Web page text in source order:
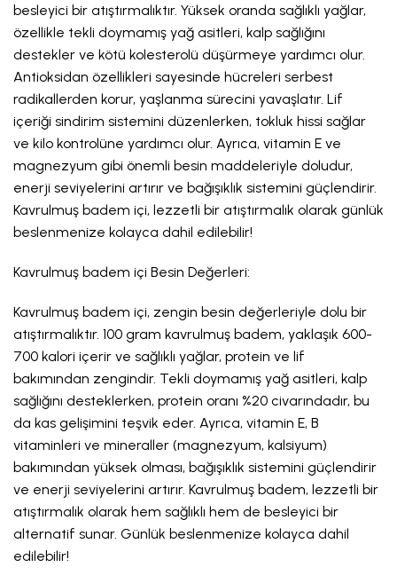
besleyici bir atıştırmalıktır. Yüksek oranda sağlıklı yağlar,
özellikle tekli doymamış yağ asitleri, kalp sağlığını
destekler ve kötü kolesterolü düşürmeye yardımcı olur.
Antioksidan özellikleri sayesinde hücreleri serbest
radikallerden korur, yaşlanma sürecini yavaşlatır. Lif
içeriği sindirim sistemini düzenlerken, tokluk hissi sağlar
ve kilo kontrolüne yardımcı olur. Ayrıca, vitamin E ve
magnezyum gibi önemli besin maddeleriyle doludur,
enerji seviyelerini artırır ve bağışıklık sistemini güçlendirir.
Kavrulmuş badem içi, lezzetli bir atıştırmalık olarak günlük
beslenmenize kolayca dahil edilebilir!
Kavrulmuş badem içi Besin Değerleri:
Kavrulmuş badem içi, zengin besin değerleriyle dolu bir
atıştırmalıktır. 100 gram kavrulmuş badem, yaklaşık 600-
700 kalori içerir ve sağlıklı yağlar, protein ve lif
bakımından zengindir. Tekli doymamış yağ asitleri, kalp
sağlığını desteklerken, protein oranı %20 civarındadır, bu
da kas gelişimini teşvik eder. Ayrıca, vitamin E, B
vitaminleri ve mineraller (magnezyum, kalsiyum)
bakımından yüksek olması, bağışıklık sistemini güçlendirir
ve enerji seviyelerini artırır. Kavrulmuş badem, lezzetli bir
atıştırmalık olarak hem sağlıklı hem de besleyici bir
alternatif sunar. Günlük beslenmenize kolayca dahil
edilebilir!